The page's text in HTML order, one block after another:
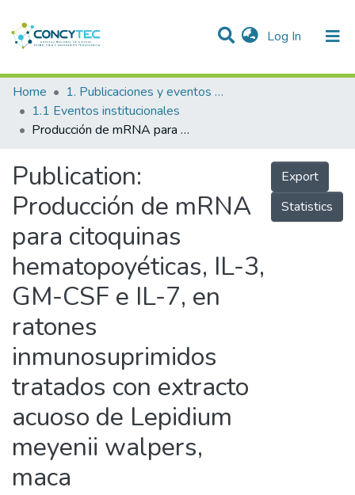
Log In (current)
Communities & Collections
Research Outputs
People
Statistics
Home
1. Publicaciones y eventos institucionales
1.1 Eventos institucionales
Producción de mRNA para citoquinas hematopoyéticas, IL-3, GM-CSF e IL-7, en ratones inmunosuprimidos tratados con extracto acuoso de Lepidium meyenii walpers, maca
Publication:
Producción de mRNA
para citoquinas
hematopoyéticas, IL-3,
GM-CSF e IL-7, en
ratones
inmunosuprimidos
tratados con extracto
acuoso de Lepidium
meyenii walpers,
maca
Export
Statistics